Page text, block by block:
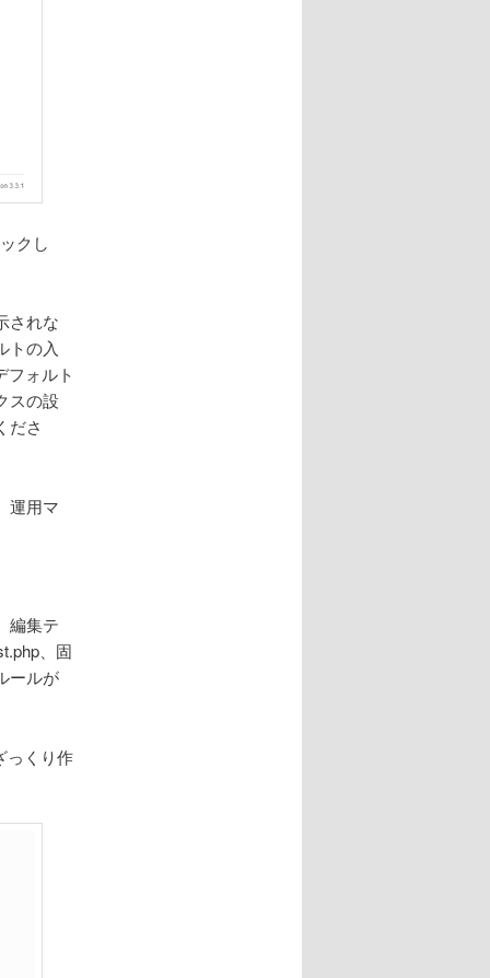
クし
されな
トの入
フォルト
スの設
ださ
運用マ
編集テ
、固
ールが
っくり作